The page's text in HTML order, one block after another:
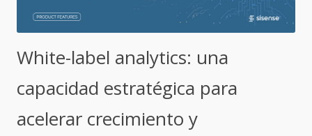
White-label analytics: una
capacidad estratégica para
acelerar crecimiento y